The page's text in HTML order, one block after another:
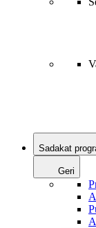
Sadakat
Geri